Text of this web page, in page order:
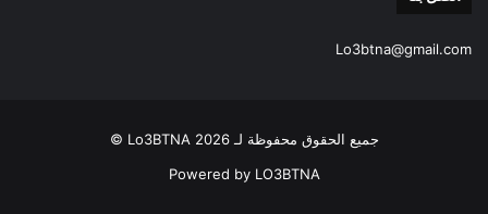
Lo3btna@gmail.com
جميع الحقوق محفوظة لـ Lo3BTNA 2026 ©
Powered by LO3BTNA